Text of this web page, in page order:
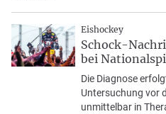
Eishockey
Schock-
bei
Die Diagnose
Untersuchung vor
unmittelbar in